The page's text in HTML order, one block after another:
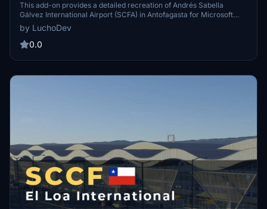
This add-on provides a detailed recreation of Andrés Sabella
Gálvez International Airport (SCFA) in Antofagasta for Microsoft
Flight Simulator 2024. It includes a fully modeled and explorable
terminal interior, realistic apron layouts, and accurate operational
areas. Features such as custom jetways, animated doors, functional
optimal performance, it supports domestic, corporate, and general
by LuchoDev
0.0